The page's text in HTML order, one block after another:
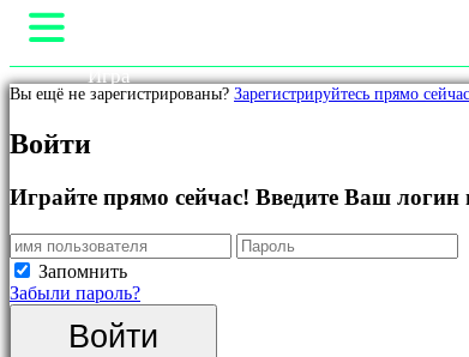
Рекомендуемые
Что
нового
Бесплатные
онлайн
игры
Категории
Игра
Геймплей
Hовости
Pуководство
Форум
Магазин
Войти
Вы ещё не зарегистрированы? Зарегистрируйтесь прямо
Войти
Играйте прямо сейчас! Введите Ваш
Запомнить
Забыли пароль?
Войти